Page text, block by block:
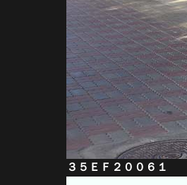
３５ＥＦ２００６１